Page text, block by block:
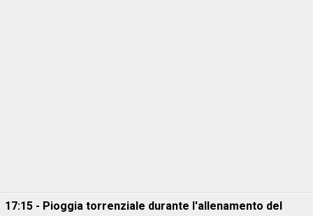
17:15 - Pioggia torrenziale durante l'allenamento del